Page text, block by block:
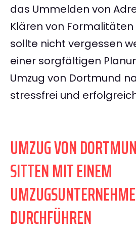
das Ummelden von
Klären von
sollte nicht vergessen
einer sorgfältigen
Umzug von Dortmund
stressfrei und
UMZUG VON
SITTEN MIT EINEM
DURCHFÜHREN